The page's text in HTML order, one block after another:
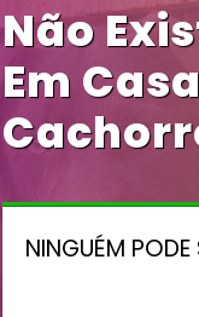
Não
Em
NINGUÉM